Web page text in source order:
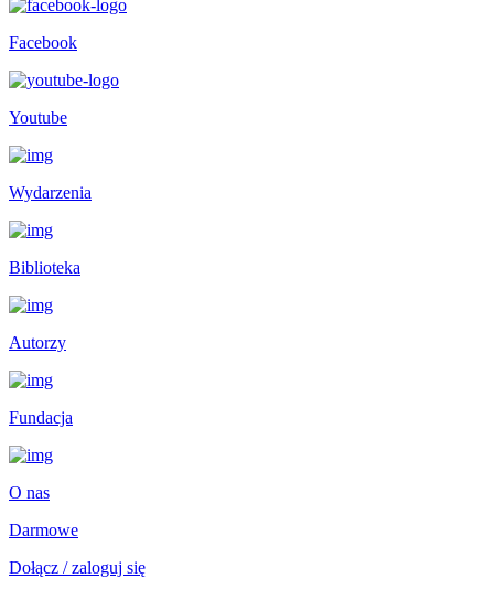
Facebook
Youtube
Wydarzenia
Biblioteka
Autorzy
Fundacja
O nas
Darmowe
Dołącz / zaloguj się